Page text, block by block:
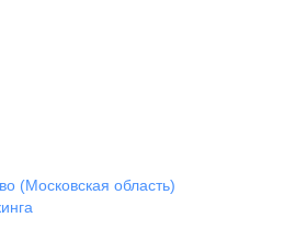
(Московская область)